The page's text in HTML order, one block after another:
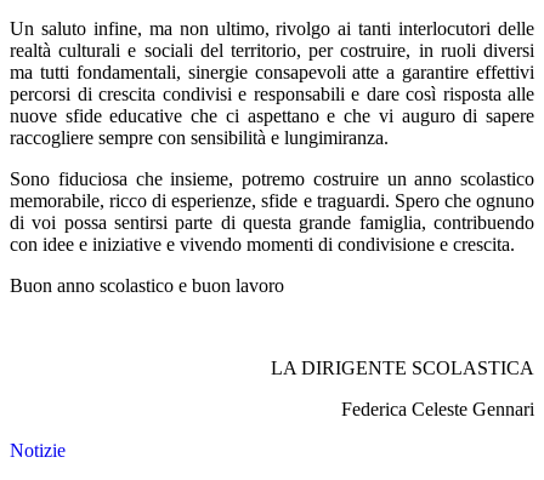
Un saluto infine, ma non ultimo, rivolgo ai tanti interlocutori delle
realtà culturali e sociali del territorio, per costruire, in ruoli diversi
ma tutti fondamentali, sinergie consapevoli atte a garantire effettivi
percorsi di crescita condivisi e responsabili e dare così risposta alle
nuove sfide educative che ci aspettano e che vi auguro di sapere
raccogliere sempre con sensibilità e lungimiranza.
Sono fiduciosa che insieme, potremo costruire un anno scolastico
memorabile, ricco di esperienze, sfide e traguardi. Spero che ognuno
di voi possa sentirsi parte di questa grande famiglia, contribuendo
con idee e iniziative e vivendo momenti di condivisione e crescita.
Buon anno scolastico e buon lavoro
LA DIRIGENTE SCOLASTICA
Federica Celeste Gennari
Notizie